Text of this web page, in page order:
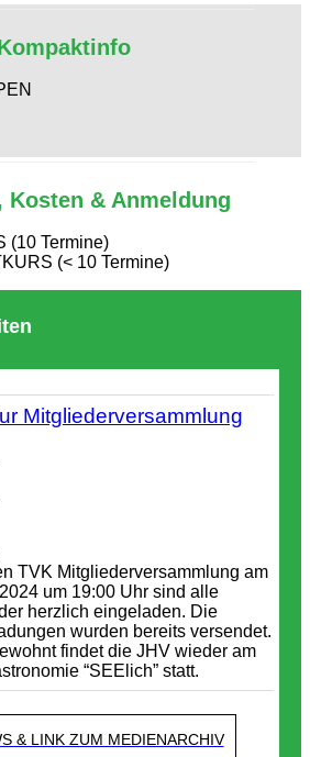
Kosten & Anmeldung
(10 Termine)
(< 10 Termine)
Mitgliederversammlung
TVK Mitgliederversammlung am
um 19:00 Uhr sind alle
herzlich eingeladen. Die
wurden bereits versendet.
findet die JHV wieder am
“SEElich” statt.
& LINK ZUM MEDIENARCHIV